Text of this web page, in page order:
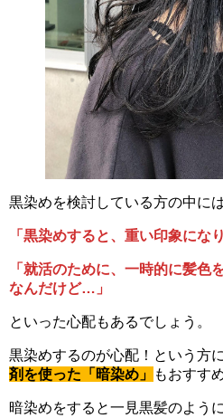
黒染めを検討している方の中には
「黒染めすると、重い印象にな
「就活のために、一時的に髪色
なんだけど…」
といった心配もあるでしょう。
黒染めするのが心配！という方に
剤を使った「暗染め」
もおすす
暗染めをすると一見黒髪のよう